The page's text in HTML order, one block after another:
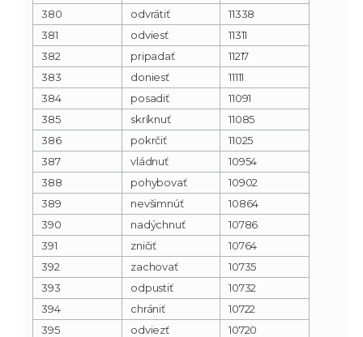
380
odvrátiť
11338
381
odviesť
11311
382
pripadať
11217
383
doniesť
11111
384
posadiť
11091
385
skríknuť
11085
386
pokrčiť
11025
387
vládnuť
10954
388
pohybovať
10902
389
nevšimnúť
10864
390
nadýchnuť
10786
391
zničiť
10764
392
zachovať
10735
393
odpustiť
10732
394
chrániť
10722
395
odviezť
10720